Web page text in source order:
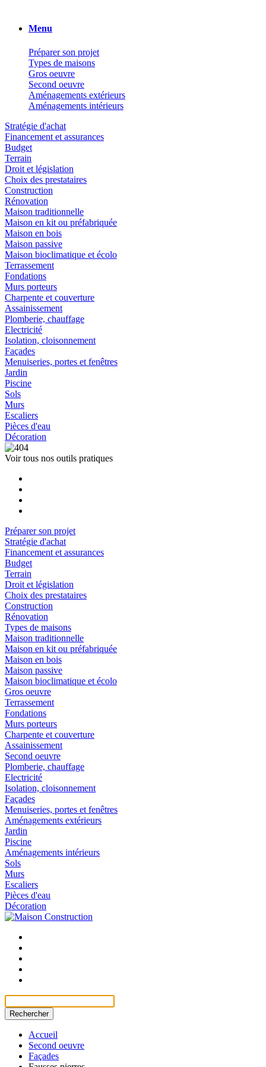
Menu
Préparer son projet
Types de maisons
Gros oeuvre
Second oeuvre
Aménagements extérieurs
Aménagements intérieurs
Stratégie d'achat
Financement et assurances
Budget
Terrain
Droit et législation
Choix des prestataires
Construction
Rénovation
Maison traditionnelle
Maison en kit ou préfabriquée
Maison en bois
Maison passive
Maison bioclimatique et écolo
Terrassement
Fondations
Murs porteurs
Charpente et couverture
Assainissement
Plomberie, chauffage
Electricité
Isolation, cloisonnement
Façades
Menuiseries, portes et fenêtres
Jardin
Piscine
Sols
Murs
Escaliers
Pièces d'eau
Décoration
Voir tous nos outils pratiques
Préparer son projet
Stratégie d'achat
Financement et assurances
Budget
Terrain
Droit et législation
Choix des prestataires
Construction
Rénovation
Types de maisons
Maison traditionnelle
Maison en kit ou préfabriquée
Maison en bois
Maison passive
Maison bioclimatique et écolo
Gros oeuvre
Terrassement
Fondations
Murs porteurs
Charpente et couverture
Assainissement
Second oeuvre
Plomberie, chauffage
Electricité
Isolation, cloisonnement
Façades
Menuiseries, portes et fenêtres
Aménagements extérieurs
Jardin
Piscine
Aménagements intérieurs
Sols
Murs
Escaliers
Pièces d'eau
Décoration
Rechercher
Accueil
Second oeuvre
Façades